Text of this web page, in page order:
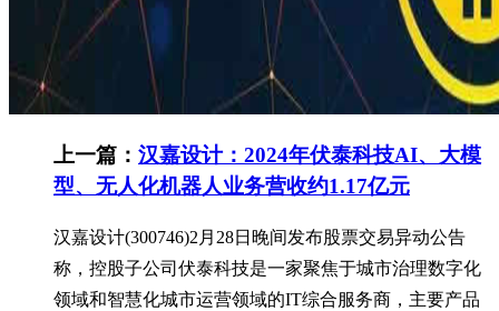
上一篇： 汉嘉设计：2024年伏泰科技AI、大模
型、无人化机器人业务营收约1.17亿元
汉嘉设计(300746)2月28日晚间发布股票交易异动公告
称，控股子公司伏泰科技是一家聚焦于城市治理数字化
领域和智慧化城市运营领域的IT综合服务商，主要产品